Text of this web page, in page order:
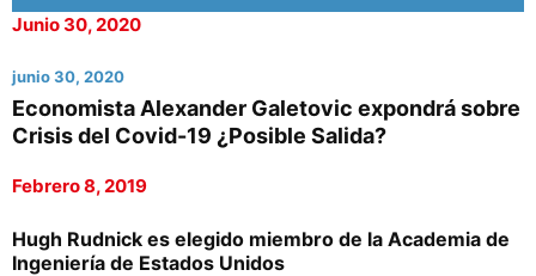
Junio 30, 2020
junio 30, 2020
Economista Alexander Galetovic expondrá sobre
Crisis del Covid-19 ¿Posible Salida?
Febrero 8, 2019
Hugh Rudnick es elegido miembro de la Academia de
Ingeniería de Estados Unidos